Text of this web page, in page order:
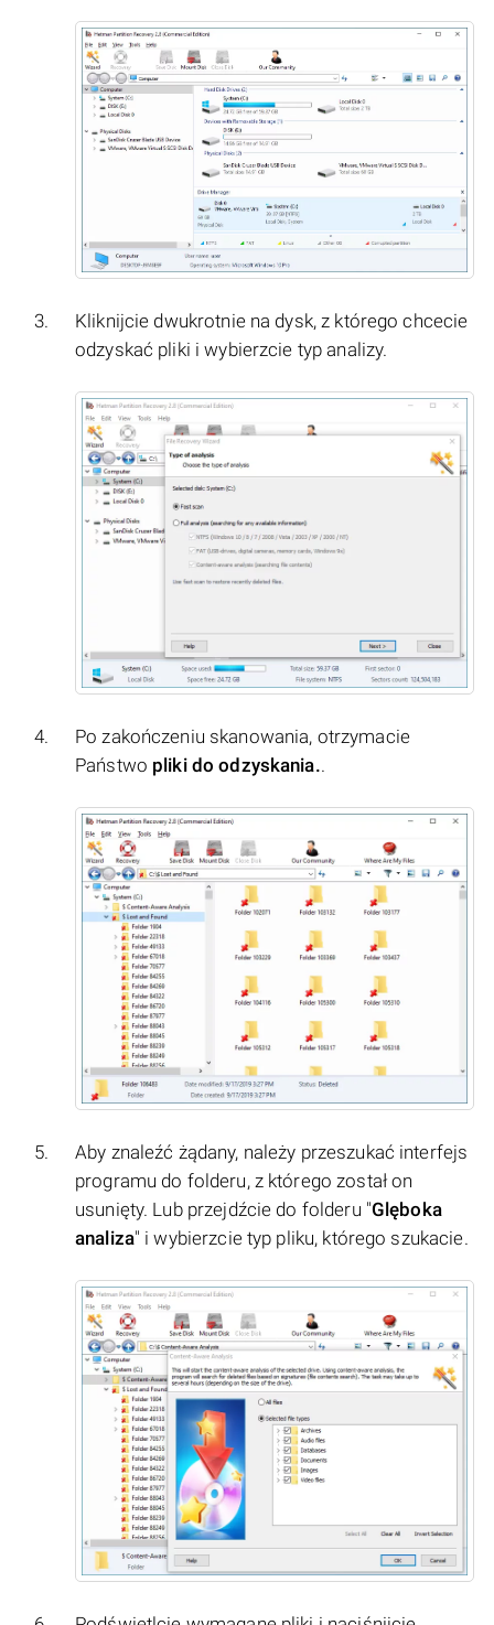
Kliknijcie dwukrotnie na dysk, z którego chcecie
odzyskać pliki i wybierzcie typ analizy.
Po zakończeniu skanowania, otrzymacie
Państwo pliki do odzyskania..
Aby znaleźć żądany, należy przeszukać interfejs
programu do folderu, z którego został on
usunięty. Lub przejdźcie do folderu "Glęboka
analiza" i wybierzcie typ pliku, którego szukacie.